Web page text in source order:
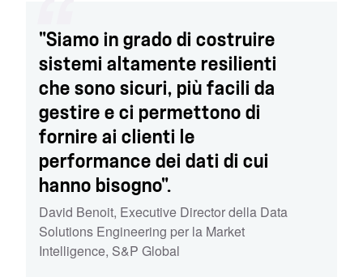
"Siamo in grado di costruire
sistemi altamente resilienti
che sono sicuri, più facili da
gestire e ci permettono di
fornire ai clienti le
performance dei dati di cui
hanno bisogno".
David Benoit, Executive Director della Data
Solutions Engineering per la Market
Intelligence, S&P Global